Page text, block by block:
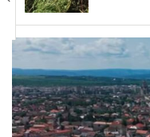
SANATATE
SPORT
SPECIAL
POLITIC